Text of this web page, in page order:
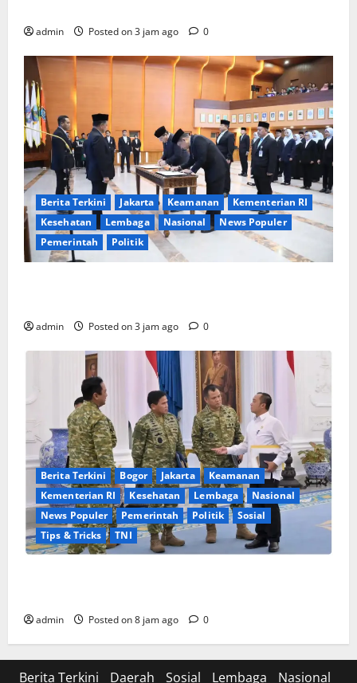
admin Posted on 3 jam ago 0
Berita Terkini Jakarta Keamanan
Kementerian RI
Kesehatan
Lembaga Nasional
News Populer
Pemerintah
Politik
admin Posted on 3 jam ago 0
Berita Terkini Bogor Jakarta
Keamanan
Kementerian RI
Kesehatan Lembaga
Nasional
News Populer
Pemerintah Politik
Sosial
Tips & Tricks
TNI
admin Posted on 8 jam ago 0
Berita Terkini Daerah Sosial Lembaga Nasional